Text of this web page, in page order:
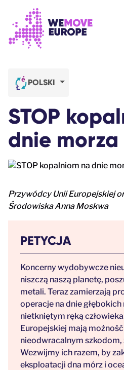
PRACA
SKĄD MAMY
Dołącz
DORZUĆ
POLSKI
STOP
dnie morza
Przywódcy Unii Europejskiej
Środowiska Anna Moskwa
PETYCJA
Koncerny wydobywcze
niszczą naszą planetę,
metali. Teraz zamierzają
operacje na dnie
nietkniętym ręką
Europejskiej mają
nieodwracalnym szkodom,
Wezwijmy ich razem, by
eksploatacji dna mórz i